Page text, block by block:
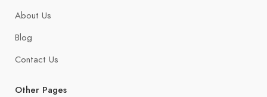
About Us
Blog
Contact Us
Other Pages